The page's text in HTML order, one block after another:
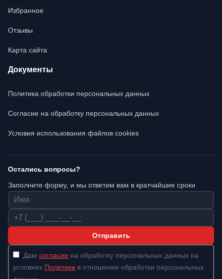
Избранное
Отзывы
Карта сайта
Документы
Политика обработки персональных данных
Согласие на обработку персональных данных
Условия использования файлов cookies
Остались вопросы?
Заполните форму, и мы ответим вам в кратчайшие сроки
Имя
Телефон
Отправить
Даю согласие на обработку персональных данных на
условиях Политики в отношении обработки персональных